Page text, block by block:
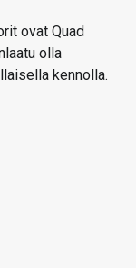
ovat Quad
olla
kennolla.